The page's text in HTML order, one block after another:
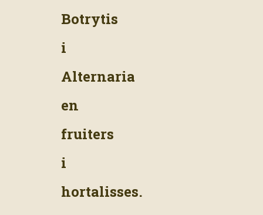
Botrytis
i
Alternaria
en
fruiters
i
hortalisses.